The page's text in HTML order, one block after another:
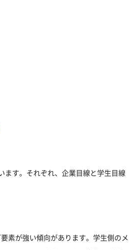
ます。それぞれ、企業目線と学生目線
素が強い傾向があります。学生側のメ